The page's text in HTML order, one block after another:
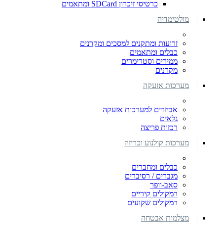
כרטיסי זיכרון SDCard ומתאמים
מולטימדיה
זרועות ומתקנים למסכים ומקרנים
כבלים ומתאמים
ממירים וסטרימרים
מקרנים
מערכות אזעקה
אביזרים למערכות אזעקה
גלאים
רכזות פריצה
מערכות קולנוע וכריזה
כבלים ומחברים
מגברים / רסיברים
סאב-וופר
רמקולים קיריים
רמקולים שקועים
מצלמות אבטחה